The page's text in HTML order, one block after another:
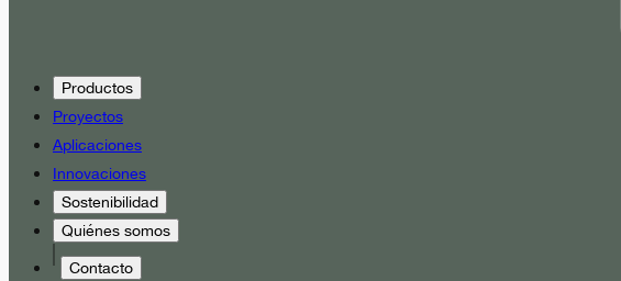
Productos
Proyectos
Aplicaciones
Innovaciones
Sostenibilidad
Quiénes somos
Contacto